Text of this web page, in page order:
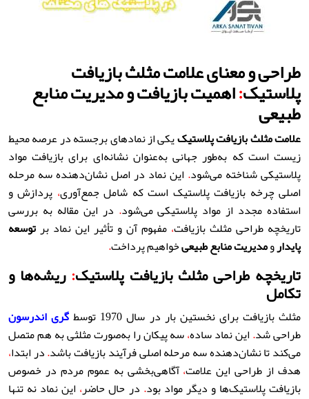
طراحی و معنای علامت مثلث بازیافت
پلاستیک:اهمیت بازیافت و مدیریت منابع
طبیعی
علامت مثلث بازیافت پلاستیکیکی از نمادهای برجسته در عرصه محیط
زیست است که به‌طور جهانی به‌عنوان نشانه‌ای برای بازیافت مواد
پلاستیکی شناخته می‌شود. این نماد در اصل نشان‌دهنده سه مرحله
اصلی چرخه بازیافت پلاستیک است که شامل جمع‌آوری، پردازش و
استفاده مجدد از مواد پلاستیکی می‌شود. در این مقاله به بررسی
تاریخچه طراحی مثلث بازیافت، مفهوم آن و تأثیر این نماد برتوسعه
پایدارومدیریت منابع طبیعیخواهیم پرداخت.
تاریخچه طراحی مثلث بازیافت پلاستیک: ریشه‌ها و
تکامل
مثلث بازیافت برای نخستین بار در سال 1970 توسط
گری اندرسون
طراحی شد.این نماد ساده،سه پیکان را به‌صورت مثلثی به هم متصل
می‌کند تا نشان‌دهنده سه مرحله اصلی فرآیند بازیافت باشد.در ابتدا،
هدف از طراحی این علامت،آگاهی‌بخشی به عموم مردم در خصوص
بازیافت پلاستیک‌ها و دیگر مواد بود. در حال حاضر، این نماد نه تنها